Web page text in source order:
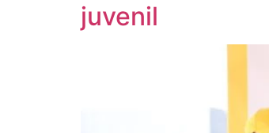
juvenil